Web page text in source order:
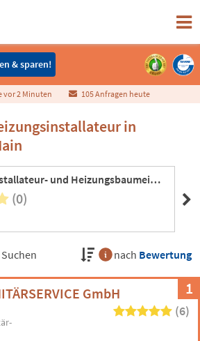
& sparen!
& sparen!
vor2 Minuten 105 Anfragen heute
in
Vodenski Installateur- und Heizungsbaumeister
(0)
Suchen nach Bewertung
1
GmbH
(6)